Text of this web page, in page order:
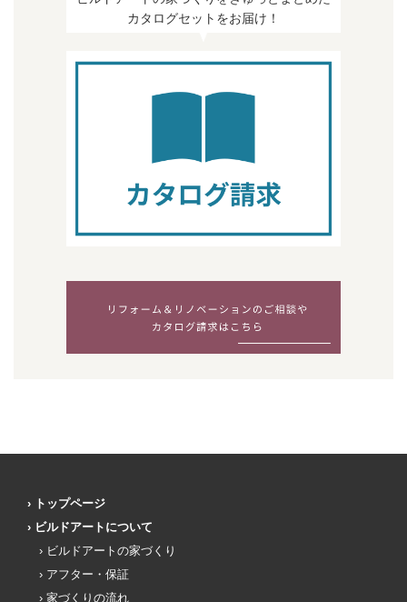
カタログセットをお届け！
トップページ
ビルドアートについて
ビルドアートの家づくり
アフター・保証
家づくりの流れ